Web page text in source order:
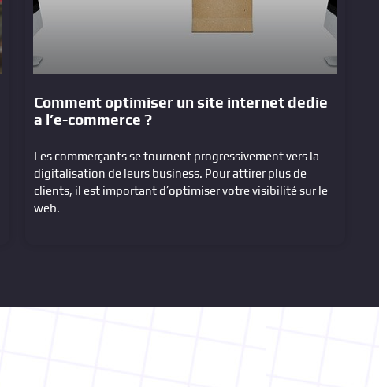
Comment optimiser un site internet dedie
a l’e-commerce ?
Les commerçants se tournent progressivement vers la
digitalisation de leurs business. Pour attirer plus de
clients, il est important d’optimiser votre visibilité sur le
web.